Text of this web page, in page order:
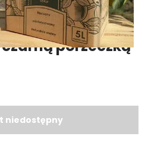
czarną porzeczką
niedostępny